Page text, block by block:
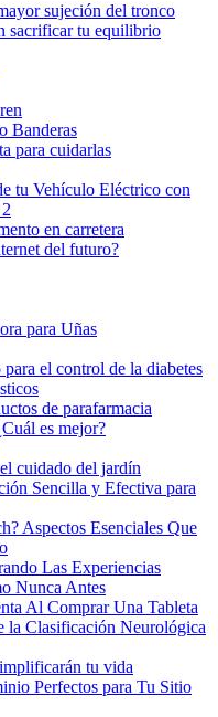
sujeción del tronco
sacrificar tu equilibrio
Banderas
para cuidarlas
tu Vehículo Eléctrico con
en carretera
del futuro?
para Uñas
el control de la diabetes
de parafarmacia
es mejor?
cuidado del jardín
Sencilla y Efectiva para
Aspectos Esenciales Que
Las Experiencias
Nunca Antes
Al Comprar Una Tableta
la Clasificación Neurológica
tu vida
Perfectos para Tu Sitio